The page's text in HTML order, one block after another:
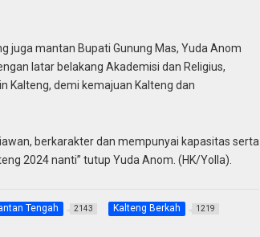
juga mantan Bupati Gunung Mas, Yuda Anom
latar belakang Akademisi dan Religius,
Kalteng, demi kemajuan Kalteng dan
berkarakter dan mempunyai kapasitas serta
2024 nanti” tutup Yuda Anom. (HK/Yolla).
Tengah 2143 Kalteng Berkah 1219